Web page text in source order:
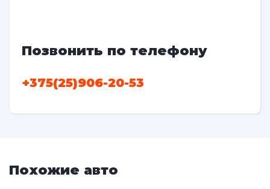
Позвонить по телефону
+375(25)906-20-53
Похожие авто